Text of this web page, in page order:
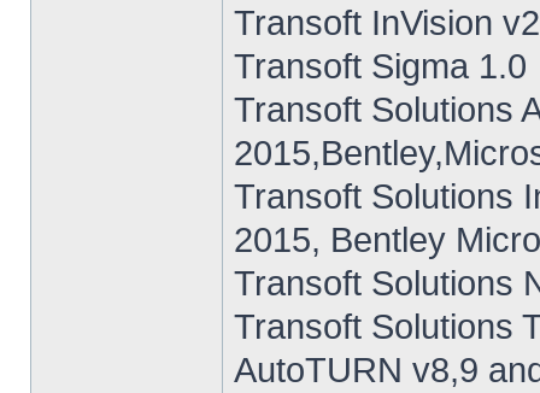
Transoft InVision
Transoft Sigma 1.0
Transoft Solutions
Transoft Solutions
2015, Bentley
Transoft Solutions
Transoft Solutions
AutoTURN v8,9